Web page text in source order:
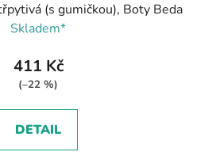
(s gumičkou), Boty Beda
Skladem*
411 Kč
(–22 %)
DETAIL